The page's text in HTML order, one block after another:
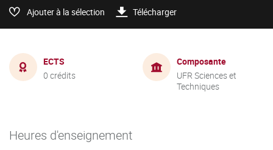
Ajouter à la sélection Télécharger
ECTS
0 crédits
Composante
UFR Sciences et
Techniques
Heures d'enseignement